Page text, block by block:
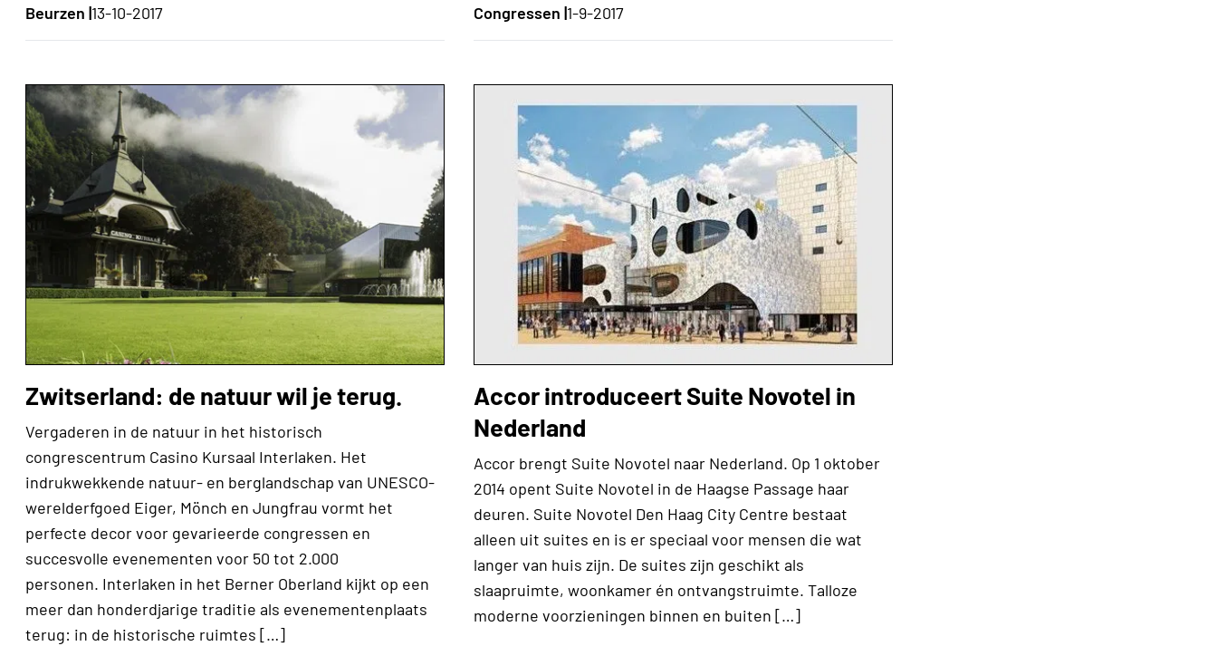
Beurzen |13-10-2017 Congressen |1-9-2017
Zwitserland: de natuur wil je terug.
Vergaderen in de natuur in het historisch
congrescentrum Casino Kursaal Interlaken. Het
indrukwekkende natuur- en berglandschap van UNESCO-
werelderfgoed Eiger, Mönch en Jungfrau vormt het
perfecte decor voor gevarieerde congressen en
succesvolle evenementen voor 50 tot 2.000
personen. Interlaken in het Berner Oberland kijkt op een
meer dan honderdjarige traditie als evenementenplaats
terug: in de historische ruimtes […]
Accor introduceert Suite Novotel in
Nederland
Accor brengt Suite Novotel naar Nederland. Op 1 oktober
2014 opent Suite Novotel in de Haagse Passage haar
deuren. Suite Novotel Den Haag City Centre bestaat
alleen uit suites en is er speciaal voor mensen die wat
langer van huis zijn. De suites zijn geschikt als
slaapruimte, woonkamer én ontvangstruimte. Talloze
moderne voorzieningen binnen en buiten […]